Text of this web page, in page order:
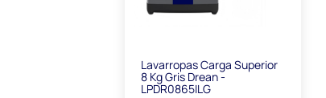
Lavarropas Carga Superior
8 Kg Gris Drean -
LPDR0865ILG